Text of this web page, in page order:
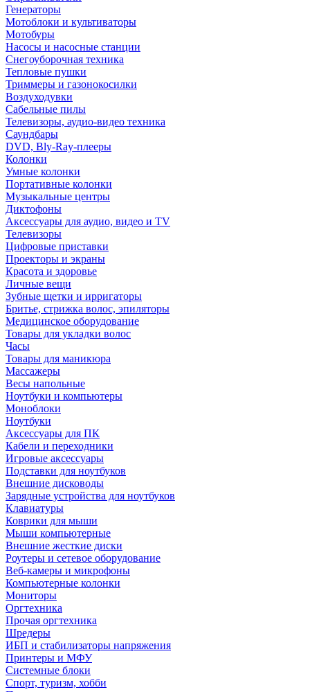
Генераторы
Мотоблоки и культиваторы
Мотобуры
Насосы и насосные станции
Снегоуборочная техника
Тепловые пушки
Триммеры и газонокосилки
Воздуходувки
Сабельные пилы
Телевизоры, аудио-видео техника
Саундбары
DVD, Bly-Ray-плееры
Колонки
Умные колонки
Портативные колонки
Музыкальные центры
Диктофоны
Аксессуары для аудио, видео и TV
Телевизоры
Цифровые приставки
Проекторы и экраны
Красота и здоровье
Личные вещи
Зубные щетки и ирригаторы
Бритье, стрижка волос, эпиляторы
Медицинское оборудование
Товары для укладки волос
Часы
Товары для маникюра
Массажеры
Весы напольные
Ноутбуки и компьютеры
Моноблоки
Ноутбуки
Аксессуары для ПК
Кабели и переходники
Игровые аксессуары
Подставки для ноутбуков
Внешние дисководы
Зарядные устройства для ноутбуков
Клавиатуры
Коврики для мыши
Мыши компьютерные
Внешние жесткие диски
Роутеры и сетевое оборудование
Веб-камеры и микрофоны
Компьютерные колонки
Мониторы
Оргтехника
Прочая оргтехника
Шредеры
ИБП и стабилизаторы напряжения
Принтеры и МФУ
Системные блоки
Спорт, туризм, хобби